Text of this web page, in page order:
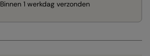
Binnen 1 werkdag verzonden